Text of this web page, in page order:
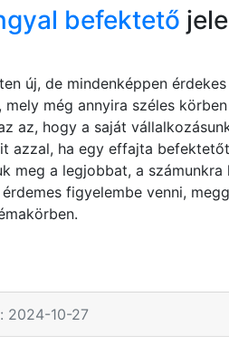
befektető
új, de mindenképpen
még annyira széles
az, hogy a saját
azzal, ha egy effajta
meg a legjobbat, a
figyelembe venni,
2024-10-27